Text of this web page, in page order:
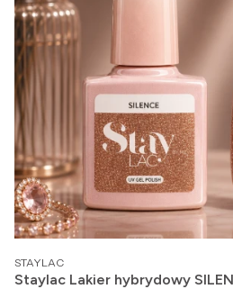
PRODUCENT
STAYLAC
Staylac Lakier hybrydowy